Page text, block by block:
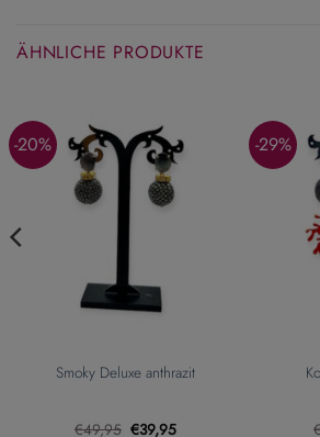
ÄHNLICHE PRODUKTE
-20%
Smoky Deluxe anthrazit
€49,95 Ursprünglicher
€39,95Aktueller
-29%